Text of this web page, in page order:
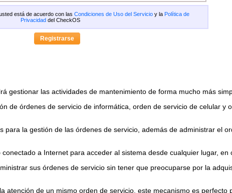
está de acuerdo con lasCondiciones de Uso del Servicio y la Política de
Privacidad del CheckOS
gestionar las actividades de mantenimiento de forma mucho más
de órdenes de servicio de informática, orden de servicio de celular y
la gestión de las órdenes de servicio, además de administrar el
a Internet para acceder al sistema desde cualquier lugar, en
sus órdenes de servicio sin tener que preocuparse por la
atención de un mismo orden de servicio, este mecanismo es perfecto